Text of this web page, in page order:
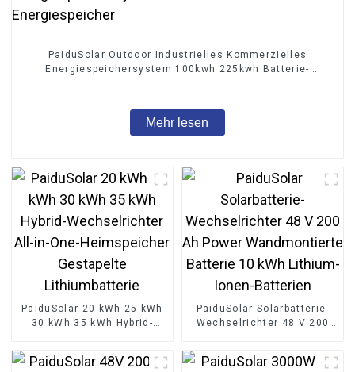
PaiduSolar Outdoor Industrielles Kommerzielles
Energiespeichersystem 100kwh 225kwh Batterie-
Mehr lesen
PaiduSolar 20 kWh 25 kWh
30 kWh 35 kWh Hybrid-
Lithiumbatterie
PaiduSolar Solarbatterie-
Wechselrichter 48 V 200
Ionen-Batterien